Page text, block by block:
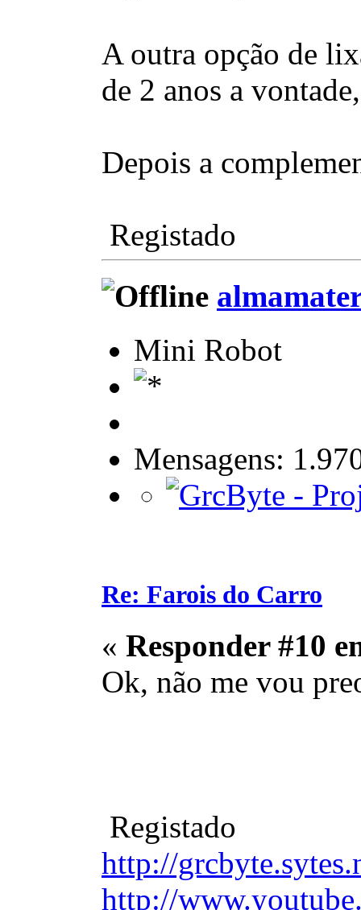
A outra opção de
de 2 anos a
Depois a
Registado
Mini Robot
Mensagens:
Re: Farois do Carro
« Responder #10
Ok, não me vou
Registado
http://
http://